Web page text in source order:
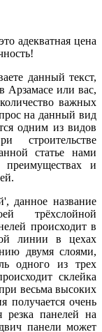
адекватная цена
данный текст,
Арзамасе или вас,
важных
на данный вид
одним из видов
строительстве
статье нами
преимуществах и
данное название
трёхслойной
происходит в
линии в цехах
двумя слоями,
одного из трех
склейка
весьма высоких
получается очень
панелей на
панели может